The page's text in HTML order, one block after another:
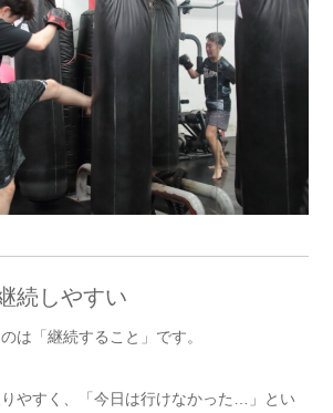
続しやすい
は「継続すること」です。
やすく、「今日は行けなかった…」とい